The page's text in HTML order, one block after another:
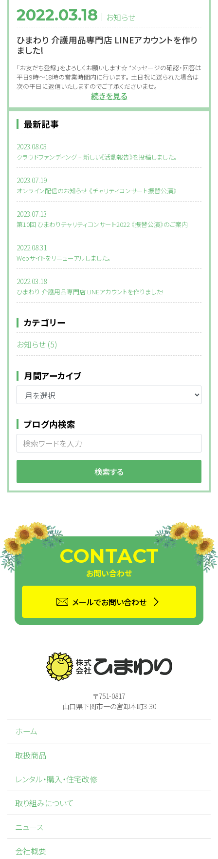
2022.03.18 お知らせ
ひまわり 介護用品専門店 LINEアカウントを作り
ました!
「お友だち登録」をよろしくお願いします☆ *メッセージの確認・回答は
平日9時～18時の営業時間内に行います。 土日祝に送られた場合は
次の平日に返信いたしますのでご了承くださいませ。
続きを見る
最新記事
2023.08.03
クラウドファンディング – 新しい《活動報告》を投稿しました。
2023.07.19
オンライン配信のお知らせ 《チャリティコンサート振替公演》
2023.07.13
第10回 ひまわりチャリティコンサート2022 《振替公演》のご案内
2022.08.31
Webサイトをリニューアルしました。
2022.03.18
ひまわり 介護用品専門店 LINEアカウントを作りました!
カテゴリー
お知らせ (5)
月間アーカイブ
ブログ内検索
CONTACT
お問い合わせ
メールでお問い合わせ
〒751-0817
山口県下関市一の宮卸本町3-30
ホーム
取扱商品
レンタル・購入・住宅改修
取り組みについて
ニュース
会社概要